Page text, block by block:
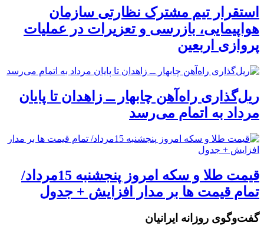
استقرار تیم مشترک نظارتی سازمان
هواپیمایی، بازرسی و تعزیرات در عملیات
پروازی اربعین
ریل‌گذاری راه‌آهن چابهار ــ زاهدان تا پایان
مرداد به اتمام می‌رسد
قیمت طلا و سکه امروز پنجشنبه 15مرداد/
تمام قیمت ها بر مدار افزایش + جدول
گفت‌وگوی روزانه ایرانیان